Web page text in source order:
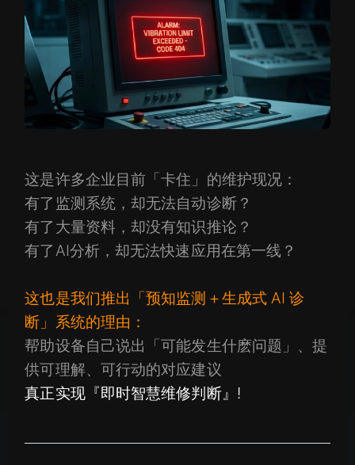
这是许多企业目前「卡住」的维护现况：
有了监测系统，却无法自动诊断？
有了大量资料，却没有知识推论？
有了AI分析，却无法快速应用在第一线？
这也是我们推出「预知监测＋生成式 AI 诊
断」系统的理由：
帮助设备自己说出「可能发生什麽问题」、提
供可理解、可行动的对应建议
真正实现『即时智慧维修判断』!